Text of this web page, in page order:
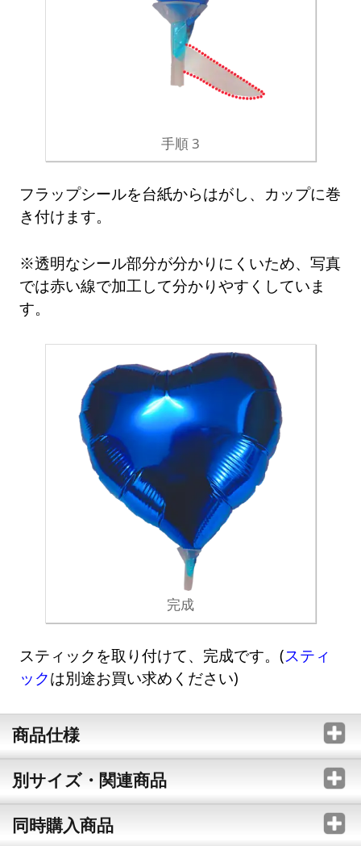
手順 3
フラップシールを台紙からはがし、カップに巻
き付けます。
※透明なシール部分が分かりにくいため、写真
では赤い線で加工して分かりやすくしていま
す。
完成
スティックを取り付けて、完成です。(スティ
ックは別途お買い求めください)
商品仕様
別サイズ・関連商品
同時購入商品